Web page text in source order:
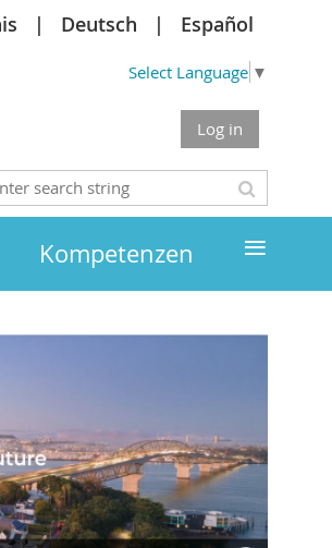
Deutsch Español
Select Language ▼
Log in
Kompetenzen ≡